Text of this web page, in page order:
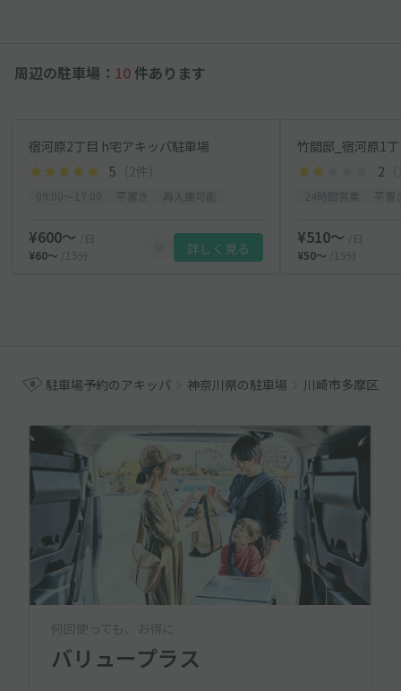
周辺の駐車場： 10 件あります
宿河原2丁目 h宅アキッパ駐車場
5 （2件）
¥600〜
/日
¥60〜
/15分 詳しく見る
竹間邸_宿河原1
2
¥510〜
/日
¥50〜
/15分
駐車場予約のアキッパ 神奈川県の駐車場 川崎市多摩区の
何回使っても、お得に
バリュープラス